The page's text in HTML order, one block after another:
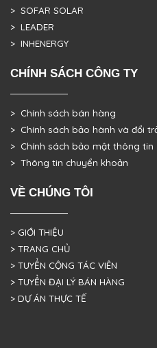
> SOFAR SOLAR
> LEADER
> INHENERGY
CHÍNH SÁCH CÔNG TY
> Chính sách bán hàng
> Chính sách bảo hành và đổi
> Chính sách bảo mật thông tin
> Thông tin chuyển khoản
VỀ CHÚNG TÔI
> GIỚI THIỆU
> TRANG CHỦ
> TUYỂN CỘNG TÁC VIÊN
> TUYỂN ĐẠI LÝ BÁN HÀNG
> DỰ ÁN THỰC TẾ